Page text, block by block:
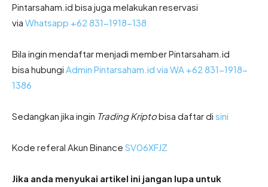
Pintarsaham.id bisa juga melakukan reservasi
via Whatsapp +62 831-1918-138
Bila ingin mendaftar menjadi member Pintarsaham.id
bisa hubungi Admin Pintarsaham.id via WA +62 831-1918-
1386
Sedangkan jika ingin Trading Kriptobisa daftar di sini
Kode referal Akun Binance SV06XFJZ
Jika anda menyukai artikel ini jangan lupa untuk